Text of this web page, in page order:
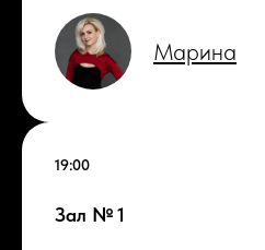
Марина
19:00
Зал № 1